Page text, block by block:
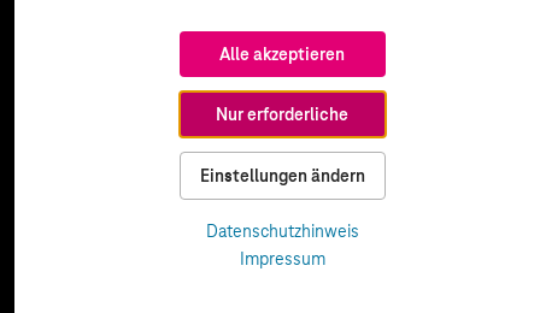
Alle akzeptieren
Nur erforderliche
Einstellungen ändern
Datenschutzhinweis
Impressum